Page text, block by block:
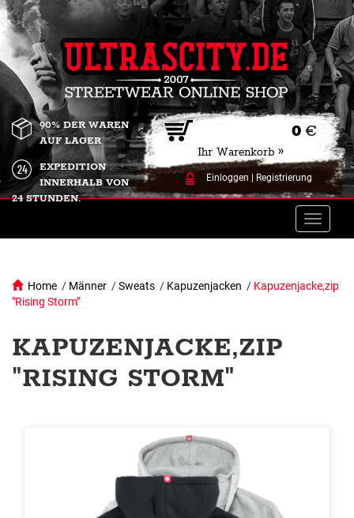
0 €
Ihr Warenkorb »
Einloggen Registrierung
90% DER WAREN
AUF LAGER
EXPEDITION
INNERHALB VON
24 STUNDEN.
Toggle
Home / Männer /Sweats / Kapuzenjacken / Kapuzenjacke,zip
"Rising Storm"
KAPUZENJACKE,ZIP
"RISING STORM"